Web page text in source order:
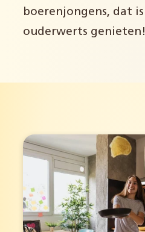
boerenjongens, dat is
ouderwerts genieten!